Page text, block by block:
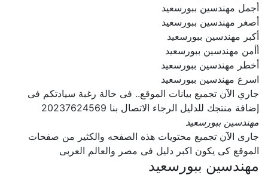
أجمل مهندسين ببورسعيد
أصغر مهندسين ببورسعيد
أكبر مهندسين ببورسعيد
أأمن مهندسين ببورسعيد
أخطر مهندسين ببورسعيد
اسرع مهندسين ببورسعيد
جاري الآن تجميع بيانات الموقع.. فى حالة رغبة سيادتكم فى
إضافة منتجك للدليل الرجاء الاتصال بنا 20237624569
مهندسين ببورسعيد
جارى الآن تجميع محتويات هذه الصفحه والكثير من صفحات
الموقع كى يكون اكبر دليل فى مصر والعالم العربى
مهندسين ببورسعيد